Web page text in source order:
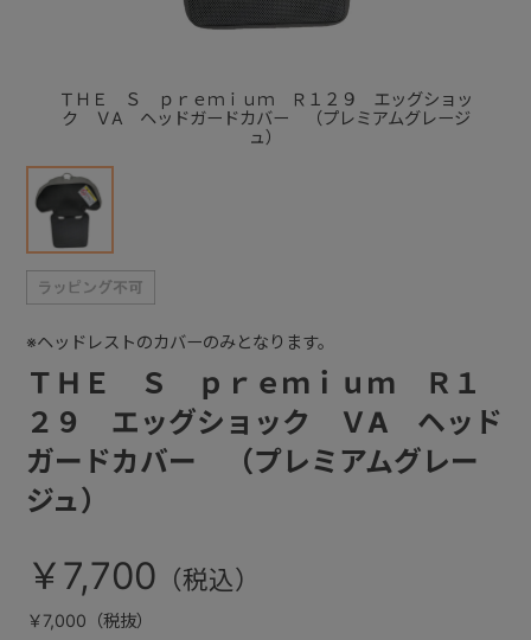
ＴＨＥ Ｓ ｐｒｅｍｉｕｍ Ｒ１２９ エッグショッ
ク ＶA ヘッドガードカバー （プレミアムグレージ
ュ）
ＴＨＥ Ｓ ｐｒｅｍｉｕｍ Ｒ１
２９ エッグショック ＶA ヘッド
ガードカバー （プレミアムグレー
ジュ）
※ヘッドレストのカバーのみとなります。
￥7,700
￥7,000（税抜）